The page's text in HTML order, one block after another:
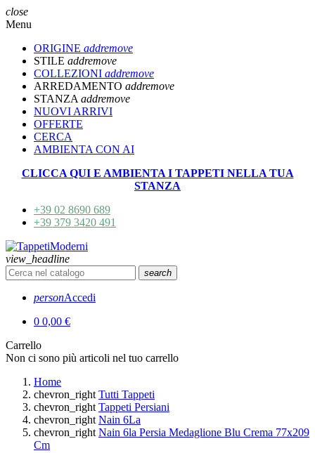
close
Menu
ORIGINE addremove
STILE addremove
COLLEZIONI addremove
ARREDAMENTO addremove
STANZA addremove
NUOVI ARRIVI
OFFERTE
CERCA
AMBIENTA CON AI
CLICCA QUI E AMBIENTA I TAPPETI NELLA TUA
STANZA
+39 02 8690 689
+39 379 3420 491
view_headline
search
personAccedi
0 0,00 €
Carrello
Non ci sono più articoli nel tuo carrello
Home
chevron_right Tutti Tappeti
chevron_right Tappeti Persiani
chevron_right Nain 6La
chevron_right Nain 6la Persia Medaglione Blu Crema 77x209
Cm